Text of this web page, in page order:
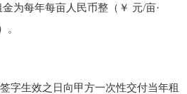
每年每亩人民币整（￥ 元/亩·
。
生效之日向甲方一次性交付当年租